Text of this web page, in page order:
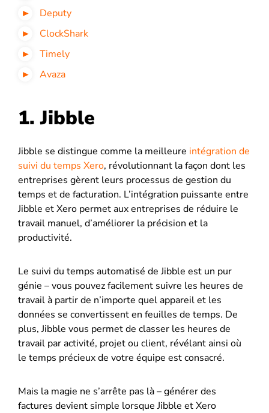
Deputy
ClockShark
Timely
Avaza
1. Jibble
Jibble se distingue comme la meilleure intégration de
suivi du temps Xero, révolutionnant la façon dont les
entreprises gèrent leurs processus de gestion du
temps et de facturation. L’intégration puissante entre
Jibble et Xero permet aux entreprises de réduire le
travail manuel, d’améliorer la précision et la
productivité.
Le suivi du temps automatisé de Jibble est un pur
génie – vous pouvez facilement suivre les heures de
travail à partir de n’importe quel appareil et les
données se convertissent en feuilles de temps. De
plus, Jibble vous permet de classer les heures de
travail par activité, projet ou client, révélant ainsi où
le temps précieux de votre équipe est consacré.
Mais la magie ne s’arrête pas là – générer des
factures devient simple lorsque Jibble et Xero